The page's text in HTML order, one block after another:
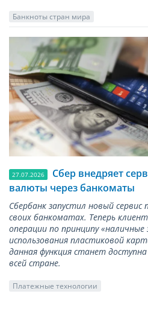
Банкноты стран мира
27.07.2026
Сбер внедряет
валюты через банкоматы
Сбербанк запустил новый сервис
своих банкоматах. Теперь
операции по принципу «наличные
использования пластиковой
данная функция станет
всей стране.
Платежные технологии